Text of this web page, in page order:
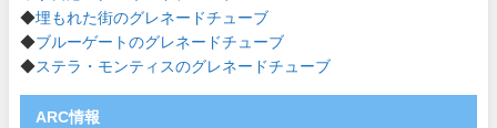
◆埋もれた街のグレネードチューブ
◆ブルーゲートのグレネードチューブ
◆ステラ・モンティスのグレネードチューブ
ARC情報